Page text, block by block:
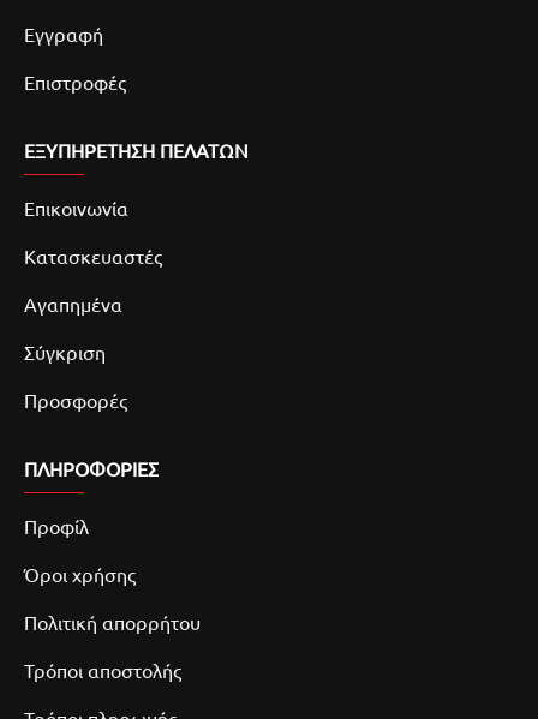
Εγγραφή
Επιστροφές
ΕΞΥΠΗΡΕΤΗΣΗ ΠΕΛΑΤΩΝ
Επικοινωνία
Κατασκευαστές
Αγαπημένα
Σύγκριση
Προσφορές
ΠΛΗΡΟΦΟΡΙΕΣ
Προφίλ
Όροι χρήσης
Πολιτική απορρήτου
Τρόποι αποστολής